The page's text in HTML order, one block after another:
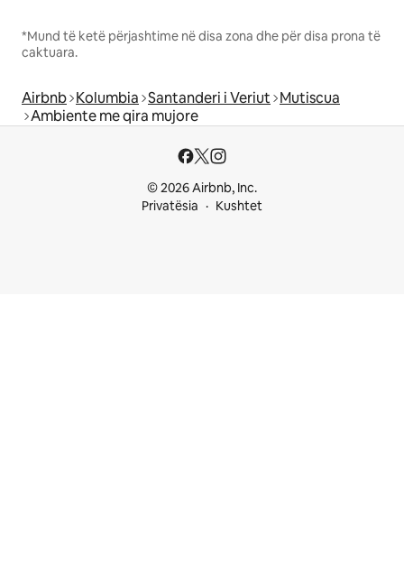
*Mund të ketë përjashtime në disa zona dhe për disa prona të
caktuara.
Airbnb Kolumbia Santanderi i Veriut Mutiscua
Ambiente me qira mujore
© 2026 Airbnb, Inc.
Privatësia
Kushtet